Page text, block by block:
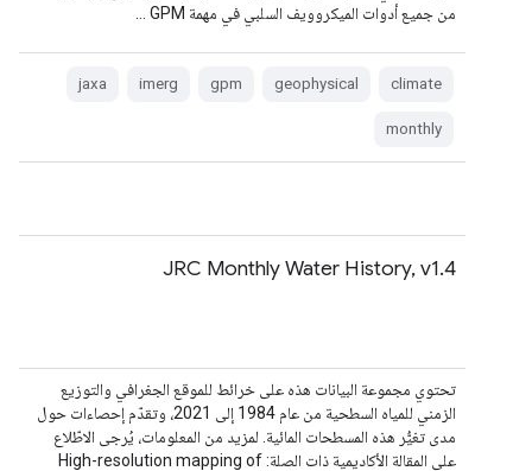
من جميع أدوات الميكروويف السلبي في مهمة GPM …
climate
geophysical
gpm
imerg
jaxa
monthly
JRC Monthly Water History, v1.4
تحتوي مجموعة البيانات هذه على خرائط للموقع الجغرافي والتوزيع
الزمني للمياه السطحية من عام 1984 إلى 2021، وتقدّم إحصاءات حول
مدى تغيُّر هذه المسطحات المائية. لمزيد من المعلومات، يُرجى الاطّلاع
على المقالة الأكاديمية ذات الصلة: High-resolution mapping of